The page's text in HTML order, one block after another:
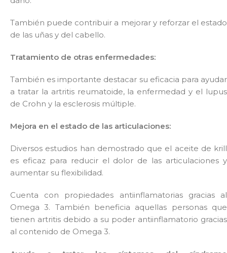
También puede contribuir a mejorar y reforzar el estado
de las uñas y del cabello.
Tratamiento de otras enfermedades:
También es importante destacar su eficacia para ayudar
a tratar la artritis reumatoide, la enfermedad y el lupus
de Crohn y la esclerosis múltiple.
Mejora en el estado de las articulaciones:
Diversos estudios han demostrado que el aceite de krill
es eficaz para reducir el dolor de las articulaciones y
aumentar su flexibilidad.
Cuenta con propiedades antiinflamatorias gracias al
Omega 3. También beneficia aquellas personas que
tienen artritis debido a su poder antiinflamatorio gracias
al contenido de Omega 3.